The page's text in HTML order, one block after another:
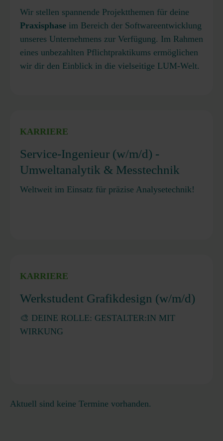
Wir stellen spannende Projektthemen für deine
Praxisphase im Bereich der Softwareentwicklung
unseres Unternehmens zur Verfügung. Im Rahmen
eines unbezahlten Pflichtpraktikums ermöglichen
wir dir den Einblick in die vielseitige LUM-Welt.
KARRIERE
Service-Ingenieur (w/m/d) -
Umweltanalytik & Messtechnik
Weltweit im Einsatz für präzise Analysetechnik!
KARRIERE
Werkstudent Grafikdesign (w/m/d)
🎨 DEINE ROLLE: GESTALTER:IN MIT
WIRKUNG
Aktuell sind keine Termine vorhanden.